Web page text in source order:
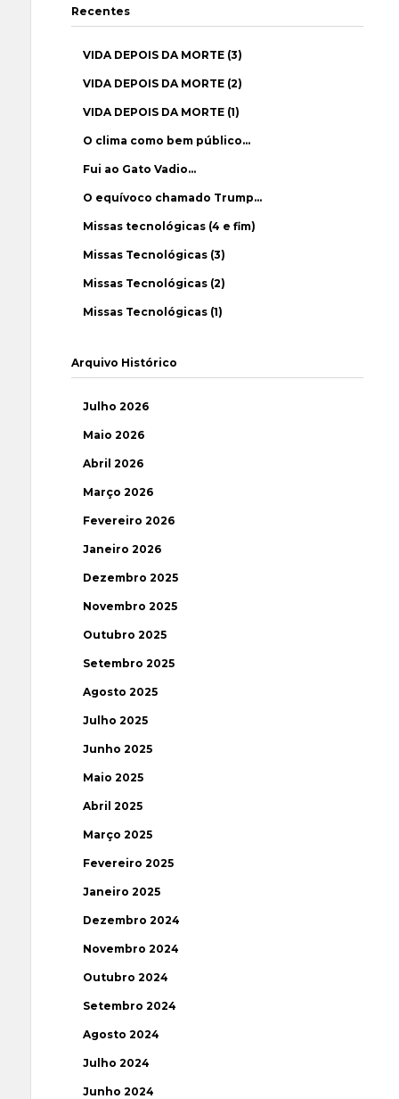
Recentes
VIDA DEPOIS DA MORTE (3)
VIDA DEPOIS DA MORTE (2)
VIDA DEPOIS DA MORTE (1)
O clima como bem público…
Fui ao Gato Vadio…
O equívoco chamado Trump…
Missas tecnológicas (4 e fim)
Missas Tecnológicas (3)
Missas Tecnológicas (2)
Missas Tecnológicas (1)
Arquivo Histórico
Julho 2026
Maio 2026
Abril 2026
Março 2026
Fevereiro 2026
Janeiro 2026
Dezembro 2025
Novembro 2025
Outubro 2025
Setembro 2025
Agosto 2025
Julho 2025
Junho 2025
Maio 2025
Abril 2025
Março 2025
Fevereiro 2025
Janeiro 2025
Dezembro 2024
Novembro 2024
Outubro 2024
Setembro 2024
Agosto 2024
Julho 2024
Junho 2024